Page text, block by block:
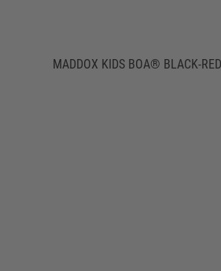
MADDOX KIDS BOA® BLACK-